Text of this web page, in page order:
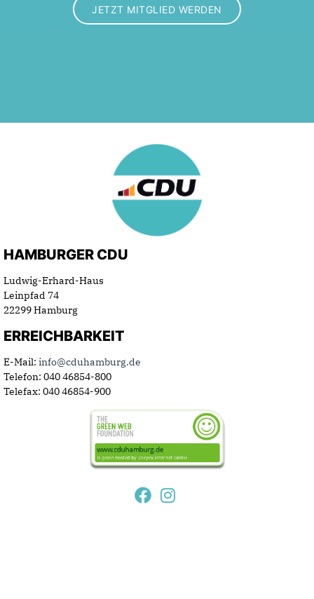
JETZT MITGLIED WERDEN
HAMBURGER CDU
Ludwig-Erhard-Haus
Leinpfad 74
22299 Hamburg
ERREICHBARKEIT
E-Mail: info@cduhamburg.de
Telefon: 040 46854-800
Telefax: 040 46854-900